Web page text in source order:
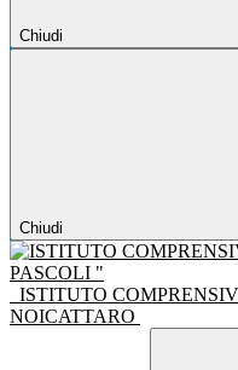
Chiudi
Chiudi
ISTITUTO
NOICATTARO